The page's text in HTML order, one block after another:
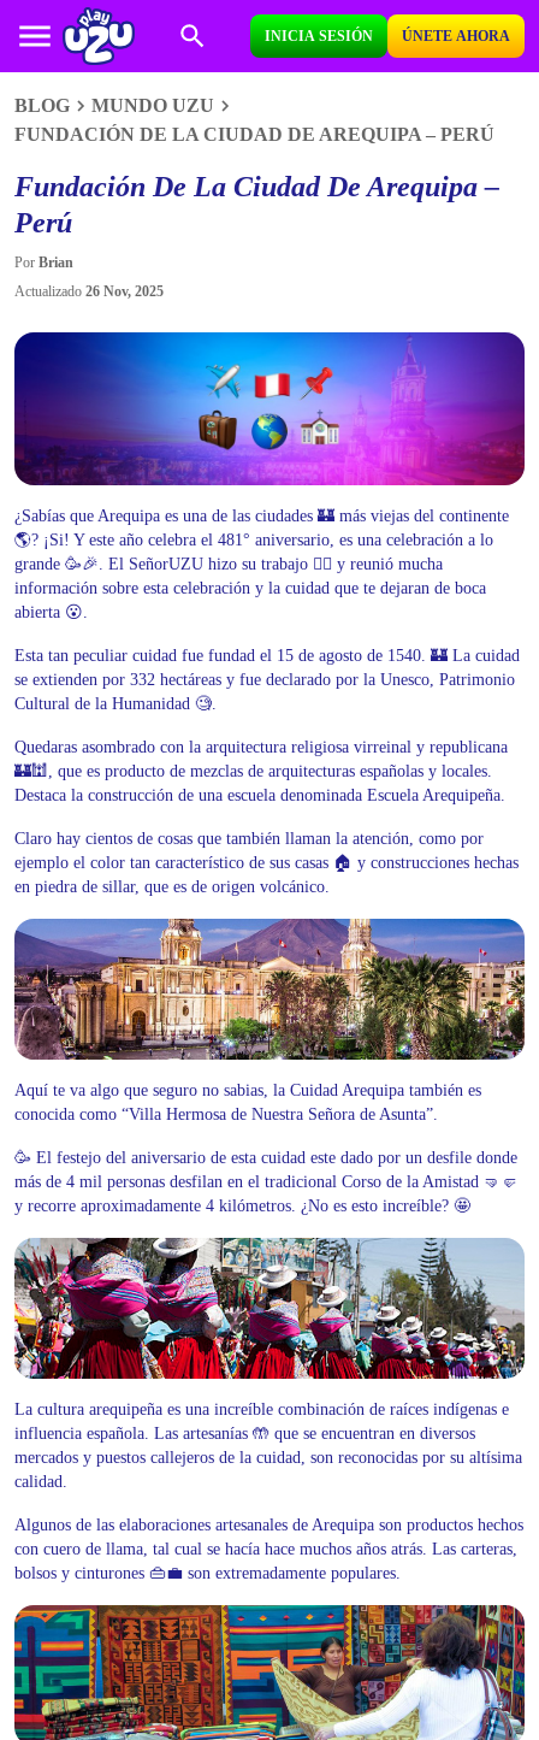
INICIA SESIÓN ÚNETE AHORA
BLOG
MUNDO UZU
FUNDACIÓN DE LA CIUDAD DE AREQUIPA – PERÚ
Fundación De La Ciudad De Arequipa –
Perú
Por Brian
Actualizado 26 Nov, 2025
¿Sabías que Arequipa es una de las ciudades 🏰 más viejas del continente
🌎? ¡Si! Y este año celebra el 481° aniversario, es una celebración a lo
grande 🥳🎉. El SeñorUZU hizo su trabajo 🕵️‍♂️ y reunió mucha
información sobre esta celebración y la cuidad que te dejaran de boca
abierta 😮.
Esta tan peculiar cuidad fue fundad el 15 de agosto de 1540. 🏰 La cuidad
se extienden por 332 hectáreas y fue declarado por la Unesco, Patrimonio
Cultural de la Humanidad 🧐.
Quedaras asombrado con la arquitectura religiosa virreinal y republicana
🏰🕍, que es producto de mezclas de arquitecturas españolas y locales.
Destaca la construcción de una escuela denominada Escuela Arequipeña.
Claro hay cientos de cosas que también llaman la atención, como por
ejemplo el color tan característico de sus casas 🏠 y construcciones hechas
en piedra de sillar, que es de origen volcánico.
Aquí te va algo que seguro no sabias, la Cuidad Arequipa también es
conocida como “Villa Hermosa de Nuestra Señora de Asunta”.
🥳 El festejo del aniversario de esta cuidad este dado por un desfile donde
más de 4 mil personas desfilan en el tradicional Corso de la Amistad 🤜🤛
y recorre aproximadamente 4 kilómetros. ¿No es esto increíble? 🤩
La cultura arequipeña es una increíble combinación de raíces indígenas e
influencia española. Las artesanías 🤲 que se encuentran en diversos
mercados y puestos callejeros de la cuidad, son reconocidas por su altísima
calidad.
Algunos de las elaboraciones artesanales de Arequipa son productos hechos
con cuero de llama, tal cual se hacía hace muchos años atrás. Las carteras,
bolsos y cinturones 👜💼 son extremadamente populares.